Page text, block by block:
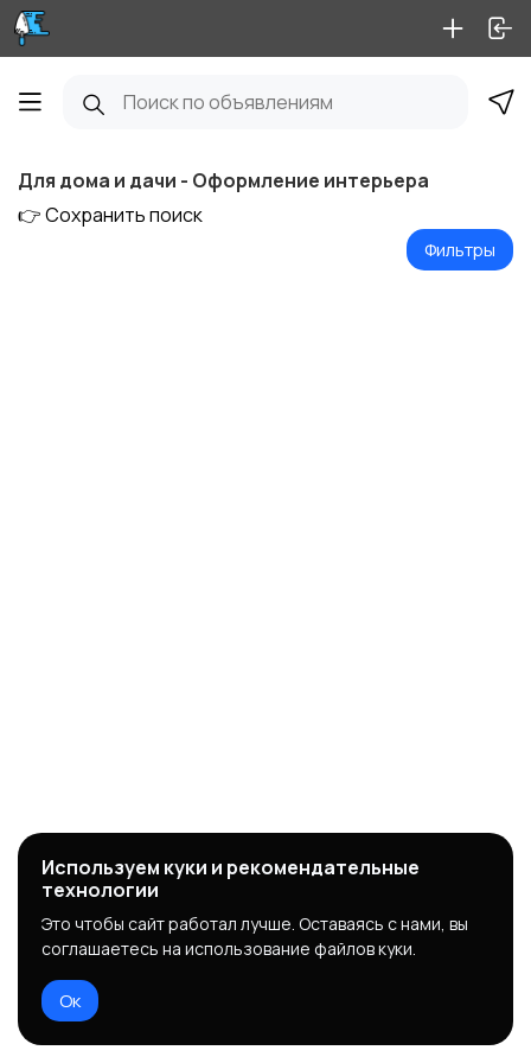
Для дома и дачи - Оформление интерьера
👉 Сохранить поиск
Фильтры
Используем куки и рекомендательные
технологии
Это чтобы сайт работал лучше. Оставаясь с нами, вы
соглашаетесь на использование файлов куки.
Ок